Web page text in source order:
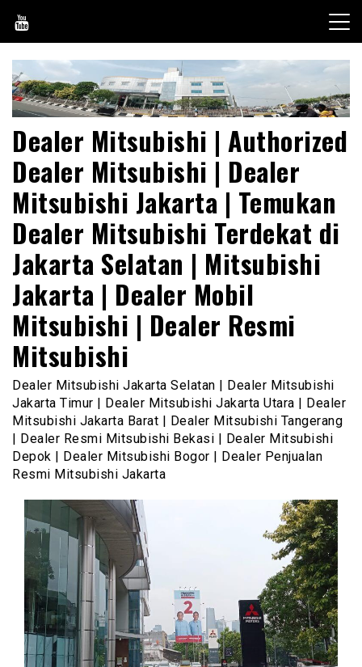
content
Dealer Mitsubishi | Authorized
Dealer Mitsubishi | Dealer
Mitsubishi Jakarta | Temukan
Dealer Mitsubishi Terdekat di
Jakarta Selatan | Mitsubishi
Jakarta | Dealer Mobil
Mitsubishi | Dealer Resmi
Mitsubishi
Dealer Mitsubishi Jakarta Selatan | Dealer Mitsubishi
Jakarta Timur | Dealer Mitsubishi Jakarta Utara | Dealer
Mitsubishi Jakarta Barat | Dealer Mitsubishi Tangerang
| Dealer Resmi Mitsubishi Bekasi | Dealer Mitsubishi
Depok | Dealer Mitsubishi Bogor | Dealer Penjualan
Resmi Mitsubishi Jakarta